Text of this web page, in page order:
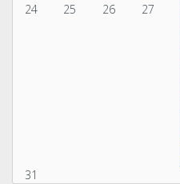
24 25 26 27
31